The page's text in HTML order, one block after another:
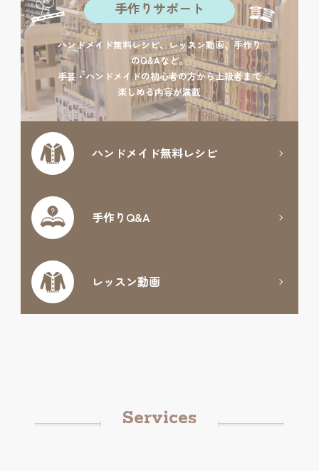
手作りサポート
ハンドメイド無料レシピ、レッスン動画、手作り
のQ&Aなど。
手芸・ハンドメイドの初心者の方から上級者まで
楽しめる内容が満載
ハンドメイド無料レシピ
手作りQ&A
レッスン動画
Services